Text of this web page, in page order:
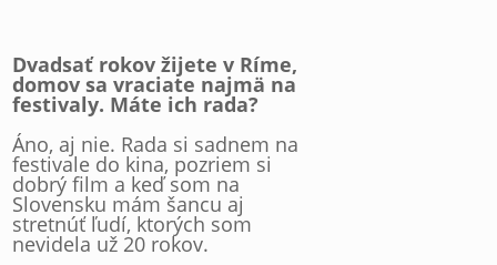
Dvadsať rokov žijete v Ríme,
domov sa vraciate najmä na
festivaly. Máte ich rada?
Áno, aj nie. Rada si sadnem na
festivale do kina, pozriem si
dobrý film a keď som na
Slovensku mám šancu aj
stretnúť ľudí, ktorých som
nevidela už 20 rokov.